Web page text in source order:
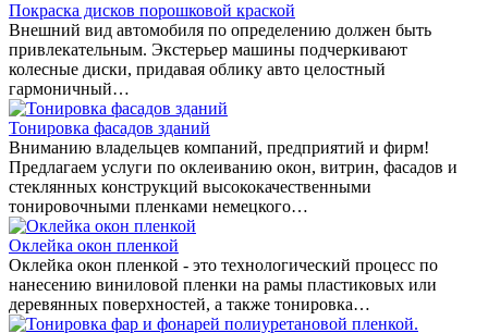
Покраска дисков порошковой краской
Внешний вид автомобиля по определению должен быть
привлекательным. Экстерьер машины подчеркивают
колесные диски, придавая облику авто целостный
гармоничный…
Тонировка фасадов зданий
Вниманию владельцев компаний, предприятий и фирм!
Предлагаем услуги по оклеиванию окон, витрин, фасадов и
стеклянных конструкций высококачественными
тонировочными пленками немецкого…
Оклейка окон пленкой
Оклейка окон пленкой - это технологический процесс по
нанесению виниловой пленки на рамы пластиковых или
деревянных поверхностей, а также тонировка…